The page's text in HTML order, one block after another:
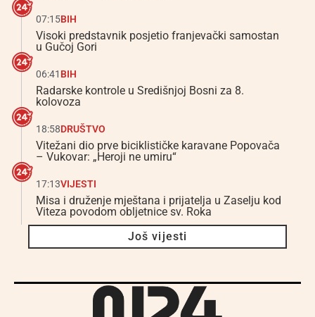
07:15BIH
Visoki predstavnik posjetio franjevački samostan
u Gučoj Gori
06:41 BIH
Radarske kontrole u Središnjoj Bosni za 8.
kolovoza
18:58DRUŠTVO
Vitežani dio prve biciklističke karavane Popovača
– Vukovar: „Heroji ne umiru“
17:13VIJESTI
Misa i druženje mještana i prijatelja u Zaselju kod
Viteza povodom obljetnice sv. Roka
Još vijesti